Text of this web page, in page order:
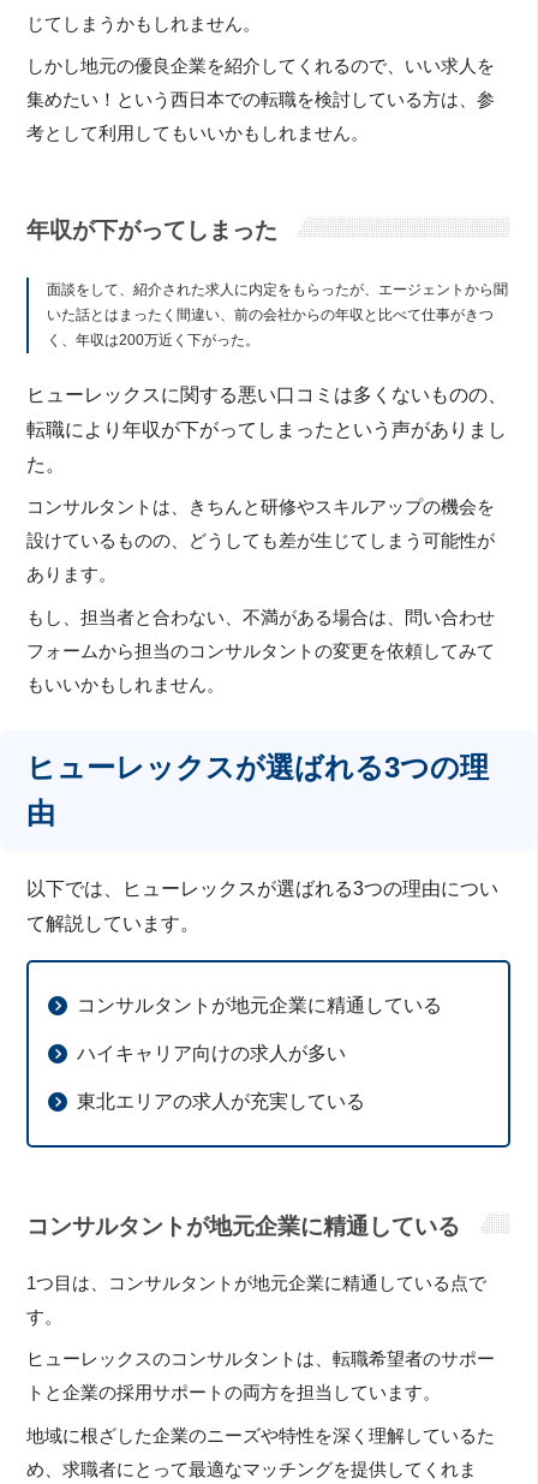
じてしまうかもしれません。
しかし地元の優良企業を紹介してくれるので、いい求人を
集めたい！という西日本での転職を検討している方は、参
考として利用してもいいかもしれません。
年収が下がってしまった
面談をして、紹介された求人に内定をもらったが、エージェントから聞
いた話とはまったく間違い、前の会社からの年収と比べて仕事がきつ
く、年収は200万近く下がった。
ヒューレックスに関する悪い口コミは多くないものの、
転職により年収が下がってしまったという声がありまし
た。
コンサルタントは、きちんと研修やスキルアップの機会を
設けているものの、どうしても差が生じてしまう可能性が
あります。
もし、担当者と合わない、不満がある場合は、問い合わせ
フォームから担当のコンサルタントの変更を依頼してみて
もいいかもしれません。
ヒューレックスが選ばれる3つの理
由
以下では、ヒューレックスが選ばれる3つの理由につい
て解説しています。
コンサルタントが地元企業に精通している
ハイキャリア向けの求人が多い
東北エリアの求人が充実している
コンサルタントが地元企業に精通している
1つ目は、コンサルタントが地元企業に精通している点で
す。
ヒューレックスのコンサルタントは、転職希望者のサポー
トと企業の採用サポートの両方を担当しています。
地域に根ざした企業のニーズや特性を深く理解しているた
め、求職者にとって最適なマッチングを提供してくれま